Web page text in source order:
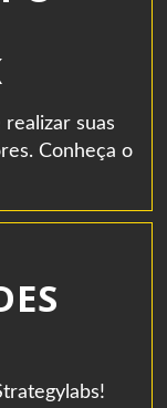
suas
Conheça o